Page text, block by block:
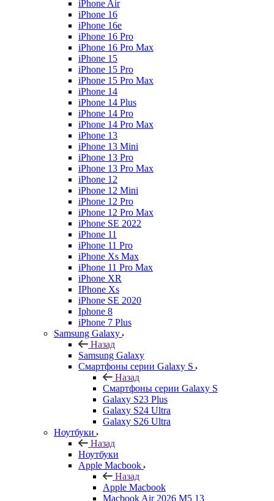
iPhone Air
iPhone 16
iPhone 16e
iPhone 16 Pro
iPhone 16 Pro Max
iPhone 15
iPhone 15 Pro
iPhone 15 Pro Max
iPhone 14
iPhone 14 Plus
iPhone 14 Pro
iPhone 14 Pro Max
iPhone 13
iPhone 13 Mini
iPhone 13 Pro
iPhone 13 Pro Max
iPhone 12
iPhone 12 Mini
iPhone 12 Pro
iPhone 12 Pro Max
iPhone SE 2022
iPhone 11
iPhone 11 Pro
iPhone Xs Max
iPhone 11 Pro Max
iPhone XR
IPhone Xs
iPhone SE 2020
Iphone 8
iPhone 7 Plus
Samsung Galaxy
Назад
Samsung Galaxy
Смартфоны серии Galaxy S
Назад
Смартфоны серии Galaxy S
Galaxy S23 Plus
Galaxy S24 Ultra
Galaxy S26 Ultra
Ноутбуки
Назад
Ноутбуки
Apple Macbook
Назад
Apple Macbook
Macbook Air 2026 M5 13